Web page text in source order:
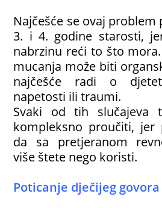
Najčešće se ovaj
3. i 4. godine starosti,
nabrzinu reći to što
mucanja može biti
najčešće radi o
napetosti ili traumi.
Svaki od tih slučajeva
kompleksno proučiti, jer
da sa pretjeranom
više štete nego koristi.
Poticanje dječijeg govora